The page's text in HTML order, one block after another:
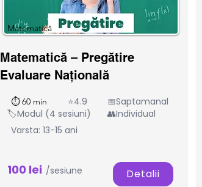
Matematică
Matematică – Pregătire
Evaluare Națională
⏱ 60 min
⭐4.9
🏷️Modul (4 sesiuni)
📅Saptamanal
👥Individual
Varsta: 13-15 ani
100 lei /sesiune Detalii